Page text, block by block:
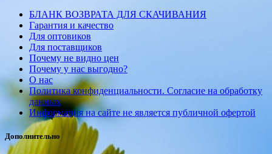
БЛАНК ВОЗВРАТА ДЛЯ СКАЧИВАНИЯ
Гарантия и качество
Для оптовиков
Для поставщиков
Почему не видно цен
Почему у нас выгодно?
О нас
Политика конфиденциальности. Согласие на обработку
данных
Информация на сайте не является публичной офертой
Дополнительно